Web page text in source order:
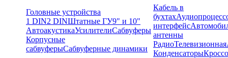
Головные устройства
1 DIN2 DINШтатные ГУ9" и 10"
АвтоакустикаУсилителиСабвуферы
Корпусные
сабвуферыСабвуферные динамики
Кабель в
бухтах
интерфейс
антенны
РадиоТелевизионная
Конденсаторы